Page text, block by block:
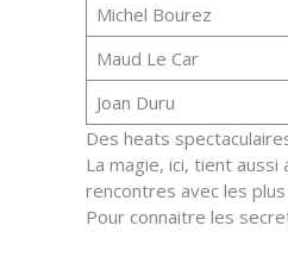
Michel Bourez
Maud Le Car
Joan Duru
Des heats
La magie, ici, tient
rencontres avec les
Pour connaitre les